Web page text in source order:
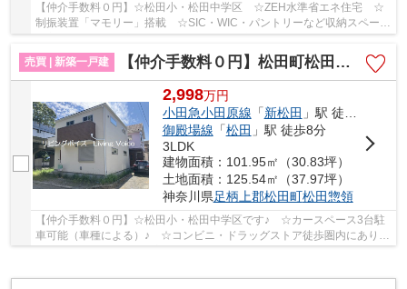
【仲介手数料０円】☆松田小・松田中学区 ☆ZEH水準省エネ住宅 ☆
制振装置「マモリー」搭載 ☆SIC・WIC・パントリーなど収納スペース
豊富 ☆18.9帖の広々としたLDK ☆眺望良好♪ 【松田...
売買 | 新築一戸建
【仲介手数料０円】松田町松田惣領 新築一戸建て
2,998万円
小田急小田原線 「新松田 」駅 徒歩9分
御殿場線 「松田 」駅 徒歩8分
3LDK
建物面積：101.95㎡（30.83坪）
土地面積：125.54㎡（37.97坪）
神奈川県足柄上郡松田町松田惣領
【仲介手数料０円】☆松田小・松田中学区です♪ ☆カースペース3台駐
車可能（車種による）♪ ☆コンビニ・ドラッグストア徒歩圏内にあり生